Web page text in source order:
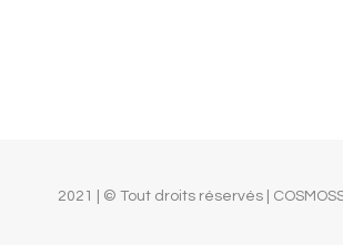
2021 | © Tout droits réservés |